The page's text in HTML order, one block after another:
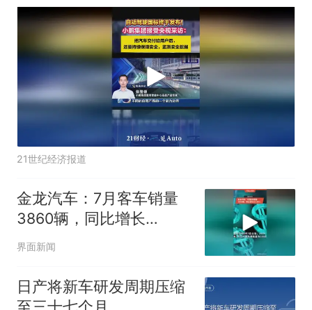
据
21世纪经济报道
金龙汽车：7月客车销量
3860辆，同比增长
13.46%
界面新闻
日产将新车研发周期压缩